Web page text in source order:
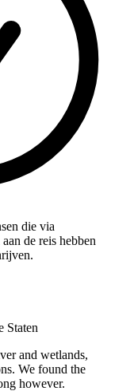
die via
de reis hebben
Staten
and wetlands,
We found the
however.